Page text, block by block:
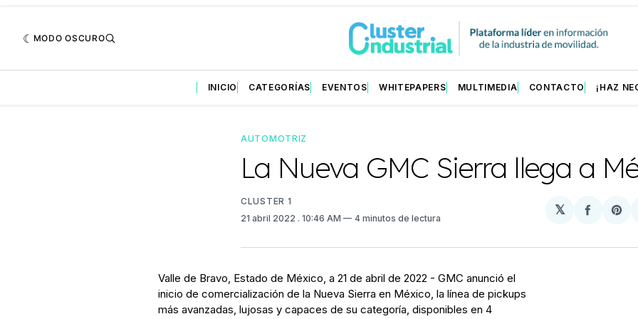
MODO OSCURO
INICIO CATEGORÍAS EVENTOS WHITEPAPERS MULTIMEDIA CONTACTO ¡HAZ
AUTOMOTRIZ
La Nueva GMC Sierra llega a
CLUSTER 1
21 abril 2022 . 10:46 AM 4 minutos de lectura
𝕏
Valle de Bravo, Estado de México, a 21 de abril de 2022 - GMC anunció el
inicio de comercialización de la Nueva Sierra en México, la línea de pickups
más avanzadas, lujosas y capaces de su categoría, disponibles en 4